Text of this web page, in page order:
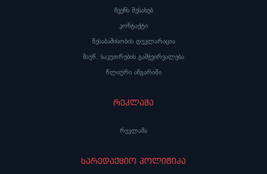
ჩვენს შესახებ
კონტაქტი
შესაბამისობის დეკლარაცია
მაუწ. საკუთრების გამჭვირვალება
წლიური ანგარიში
რეკლამა
რეკლამა
სარედაქციო პოლიტიკა